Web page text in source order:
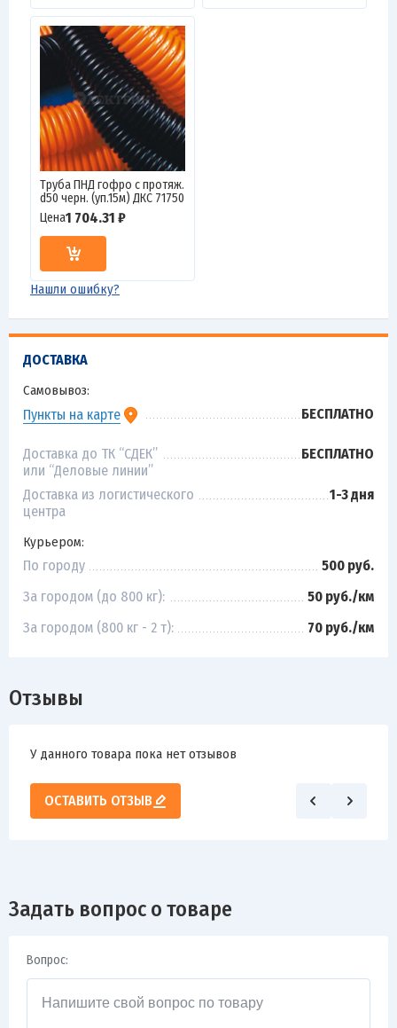
ДОСТАВКА
Самовывоз:
Пункты на карте БЕСПЛАТНО
Доставка до ТК “СДЕК”
или “Деловые линии”
БЕСПЛАТНО
Доставка из логистического
центра
1-3 дня
Курьером:
По городу
500 руб.
За городом (до 800 кг):
50 руб./км
За городом (800 кг - 2 т):
70 руб./км
Труба ПНД гофро c протяж.
d50 черн. (уп.15м) ДКС 71750
Цена1 704.31 ₽
Нашли ошибку?
Отзывы
У данного товара пока нет отзывов
ОСТАВИТЬ ОТЗЫВ
Задать вопрос о товаре
Вопрос: